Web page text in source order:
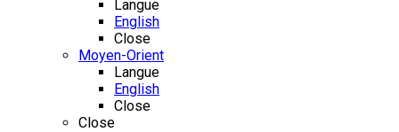
Langue
English
Close
Moyen-Orient
Langue
English
Close
Close